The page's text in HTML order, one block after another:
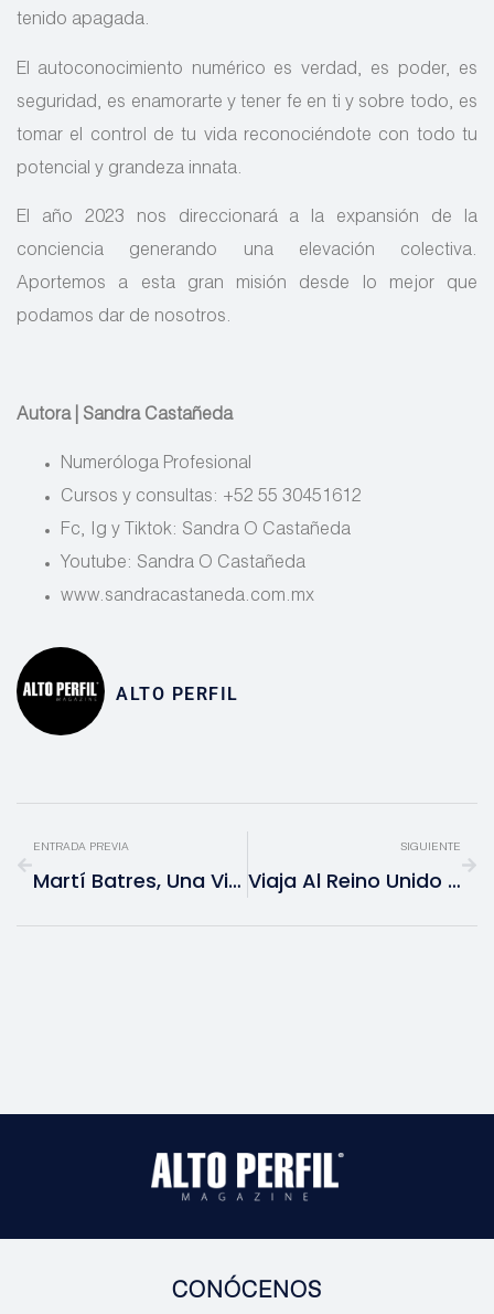
tenido apagada.
El autoconocimiento numérico es verdad, es poder, es
seguridad, es enamorarte y tener fe en ti y sobre todo, es
tomar el control de tu vida reconociéndote con todo tu
potencial y grandeza innata.
El año 2023 nos direccionará a la expansión de la
conciencia generando una elevación colectiva.
Aportemos a esta gran misión desde lo mejor que
podamos dar de nosotros.
Autora | Sandra Castañeda
Numeróloga Profesional
Cursos y consultas: +52 55 30451612
Fc, Ig y Tiktok: Sandra O Castañeda
Youtube: Sandra O Castañeda
www.sandracastaneda.com.mx
ALTO PERFIL
ENTRADA PREVIA
Martí Batres, Una Vida Al Servicio De La Gente
SIGUIENTE
Viaja Al Reino Unido Sin Salir De La CDMX En One £ Pound
CONÓCENOS